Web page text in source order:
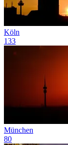
Köln
133
München
80